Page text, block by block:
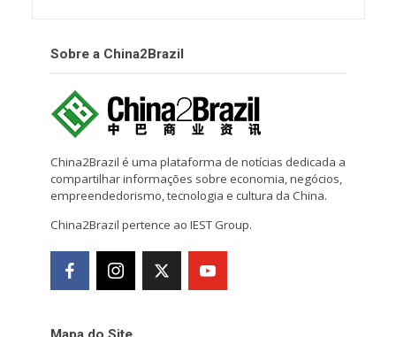
Sobre a China2Brazil
China2Brazil é uma plataforma de notícias dedicada a
compartilhar informações sobre economia, negócios,
empreendedorismo, tecnologia e cultura da China.
China2Brazil pertence ao IEST Group.